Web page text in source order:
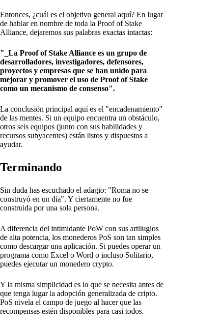
Entonces, ¿cuál es el objetivo general aquí? En lugar
de hablar en nombre de toda la Proof of Stake
Alliance, dejaremos sus palabras exactas intactas:
"_La Proof of Stake Alliance es un grupo de
desarrolladores, investigadores, defensores,
proyectos y empresas que se han unido para
mejorar y promover el uso de Proof of Stake
como un mecanismo de consenso".
La conclusión principal aquí es el "encadenamiento"
de las mentes. Si un equipo encuentra un obstáculo,
otros seis equipos (junto con sus habilidades y
recursos subyacentes) están listos y dispuestos a
ayudar.
Terminando
Sin duda has escuchado el adagio: "Roma no se
construyó en un día". Y ciertamente no fue
construida por una sola persona.
A diferencia del intimidante PoW con sus artilugios
de alta potencia, los monederos PoS son tan simples
como descargar una aplicación. Si puedes operar un
programa como Excel o Word o incluso Solitario,
puedes ejecutar un monedero crypto.
Y la misma simplicidad es lo que se necesita antes de
que tenga lugar la adopción generalizada de cripto.
PoS nivela el campo de juego al hacer que las
recompensas estén disponibles para casi todos.